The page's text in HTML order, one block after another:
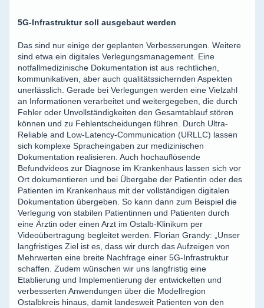
5G-Infrastruktur soll ausgebaut werden
Das sind nur einige der geplanten Verbesserungen. Weitere
sind etwa ein digitales Verlegungsmanagement. Eine
notfallmedizinische Dokumentation ist aus rechtlichen,
kommunikativen, aber auch qualitätssichernden Aspekten
unerlässlich. Gerade bei Verlegungen werden eine Vielzahl
an Informationen verarbeitet und weitergegeben, die durch
Fehler oder Unvollständigkeiten den Gesamtablauf stören
können und zu Fehlentscheidungen führen. Durch Ultra-
Reliable and Low-Latency-Communication (URLLC) lassen
sich komplexe Spracheingaben zur medizinischen
Dokumentation realisieren. Auch hochauflösende
Befundvideos zur Diagnose im Krankenhaus lassen sich vor
Ort dokumentieren und bei Übergabe der Patientin oder des
Patienten im Krankenhaus mit der vollständigen digitalen
Dokumentation übergeben. So kann dann zum Beispiel die
Verlegung von stabilen Patientinnen und Patienten durch
eine Ärztin oder einen Arzt im Ostalb-Klinikum per
Videoübertragung begleitet werden. Florian Grandy: „Unser
langfristiges Ziel ist es, dass wir durch das Aufzeigen von
Mehrwerten eine breite Nachfrage einer 5G-Infrastruktur
schaffen. Zudem wünschen wir uns langfristig eine
Etablierung und Implementierung der entwickelten und
verbesserten Anwendungen über die Modellregion
Ostalbkreis hinaus, damit landesweit Patienten von den